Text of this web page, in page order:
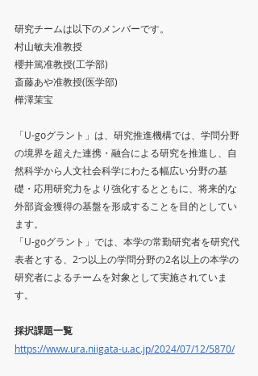
研究チームは以下のメンバーです。
村山敏夫准教授
櫻井篤准教授(工学部)
斎藤あや准教授(医学部)
樺澤茉宝
「U-goグラント」は、研究推進機構では、学問分野
の境界を超えた連携・融合による研究を推進し、自
然科学から人文社会科学にわたる幅広い分野の基
礎・応用研究力をより強化するとともに、将来的な
外部資金獲得の基盤を形成することを目的としてい
ます。
「U-goグラント」では、本学の常勤研究者を研究代
表者とする、2つ以上の学問分野の2名以上の本学の
研究者によるチームを対象として実施されていま
す。
採択課題一覧
https://www.ura.niigata-u.ac.jp/2024/07/12/5870/